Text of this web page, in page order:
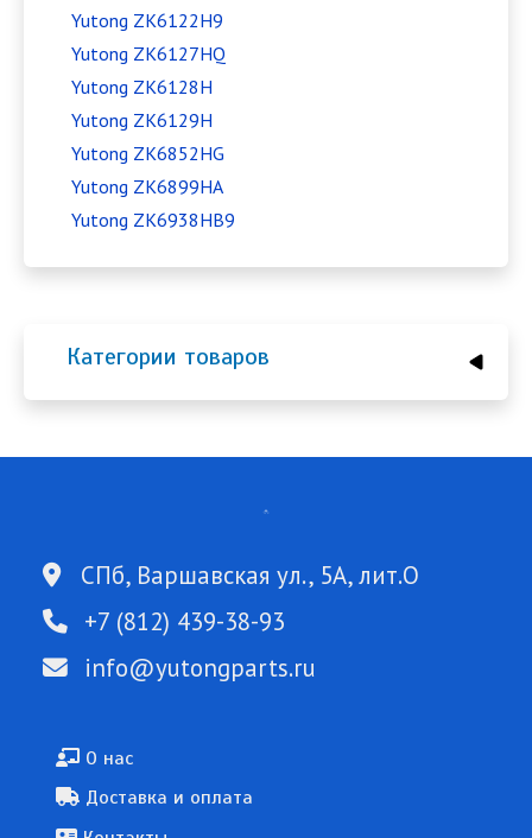
Yutong ZK6122H9
Yutong ZK6127HQ
Yutong ZK6128H
Yutong ZK6129H
Yutong ZK6852HG
Yutong ZK6899HA
Yutong ZK6938HB9
Категории товаров
СПб, Варшавская ул., 5А, лит.О
+7 (812) 439-38-93
info@yutongparts.ru
Подвал
О нас
Доставка и оплата